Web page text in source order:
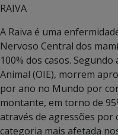
RAIVA
A Raiva é uma
Nervoso Central dos
100% dos casos.
Animal (OIE), morrem
por ano no Mundo por
montante, em torno de
através de agressões por
categoria mais afetada